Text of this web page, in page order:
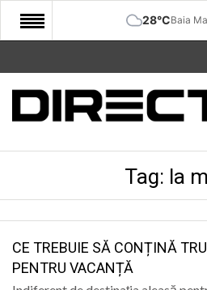
28°CBaia
START
COMUNITATE
SANATATE
SPORT
Tag: la
CE TREBUIE SĂ CONȚINĂ
PENTRU VACANȚĂ